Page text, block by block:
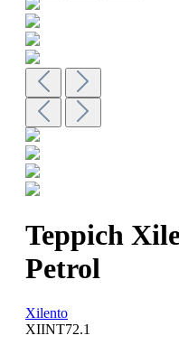
Teppich
Petrol
Xilento
XIINT72.1